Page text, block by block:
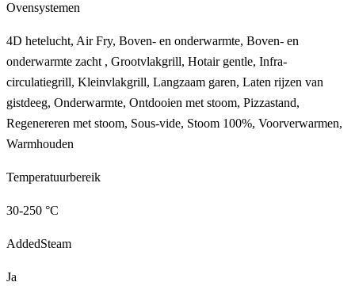
Ovensystemen
4D hetelucht, Air Fry, Boven- en onderwarmte, Boven- en
onderwarmte zacht , Grootvlakgrill, Hotair gentle, Infra-
circulatiegrill, Kleinvlakgrill, Langzaam garen, Laten rijzen van
gistdeeg, Onderwarmte, Ontdooien met stoom, Pizzastand,
Regenereren met stoom, Sous-vide, Stoom 100%, Voorverwarmen,
Warmhouden
Temperatuurbereik
30-250 °C
AddedSteam
Ja